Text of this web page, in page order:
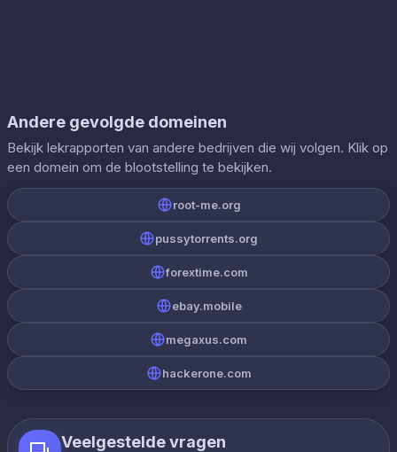
Andere gevolgde domeinen
Bekijk lekrapporten van andere bedrijven die wij volgen. Klik op
een domein om de blootstelling te bekijken.
root-me.org
pussytorrents.org
forextime.com
ebay.mobile
megaxus.com
hackerone.com
Veelgestelde vragen